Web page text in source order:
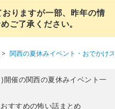
りますが一部、昨年の情
ご了承ください。
関西の夏休みイベント・おでかけ
催の関西の夏休みイベント一
すすめの怖い話まとめ